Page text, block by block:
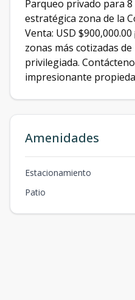
Parqueo privado para 8
estratégica zona de la
Venta: USD
zonas más cotizadas
privilegiada.
impresionante
Amenidades
Estacionamiento
Patio